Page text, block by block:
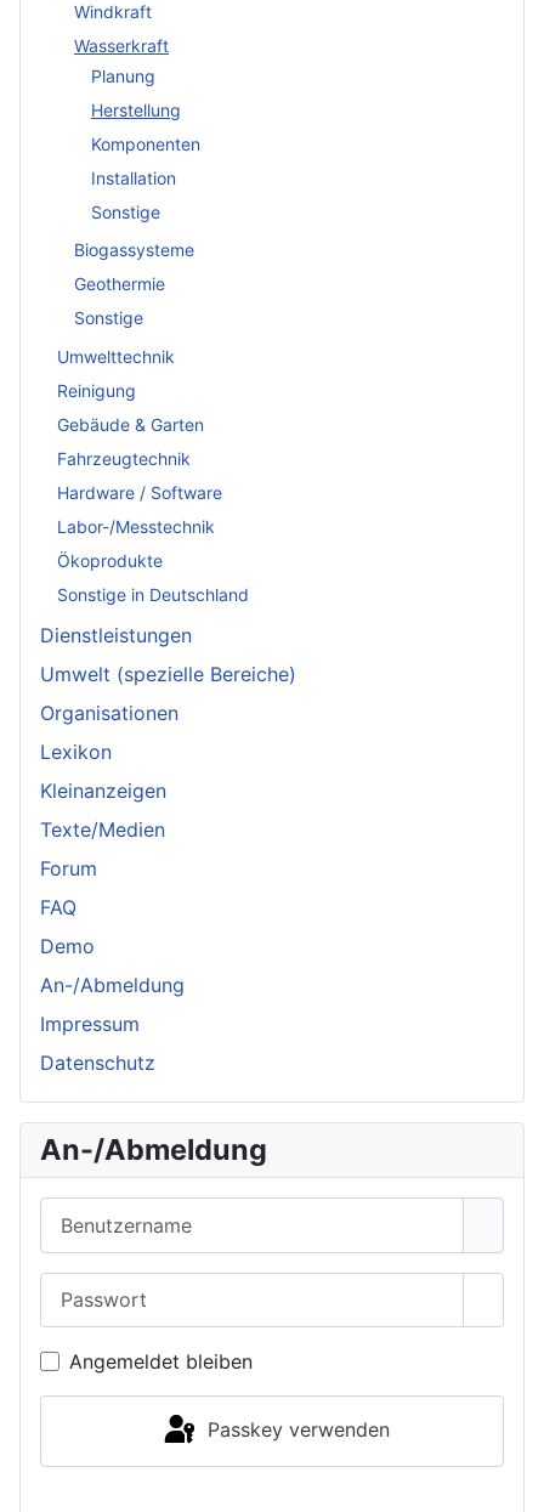
Windkraft
Wasserkraft
Planung
Herstellung
Komponenten
Installation
Sonstige
Biogassysteme
Geothermie
Sonstige
Umwelttechnik
Reinigung
Gebäude & Garten
Fahrzeugtechnik
Hardware / Software
Labor-/Messtechnik
Ökoprodukte
Sonstige in Deutschland
Dienstleistungen
Umwelt (spezielle Bereiche)
Organisationen
Lexikon
Kleinanzeigen
Texte/Medien
Forum
FAQ
Demo
An-/Abmeldung
Impressum
Datenschutz
An-/Abmeldung
Angemeldet bleiben
Passkey verwenden